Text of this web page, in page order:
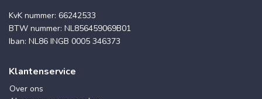
KvK nummer: 66242533
BTW nummer: NL856459069B01
Iban: NL86 INGB 0005 346373
Klantenservice
Over ons